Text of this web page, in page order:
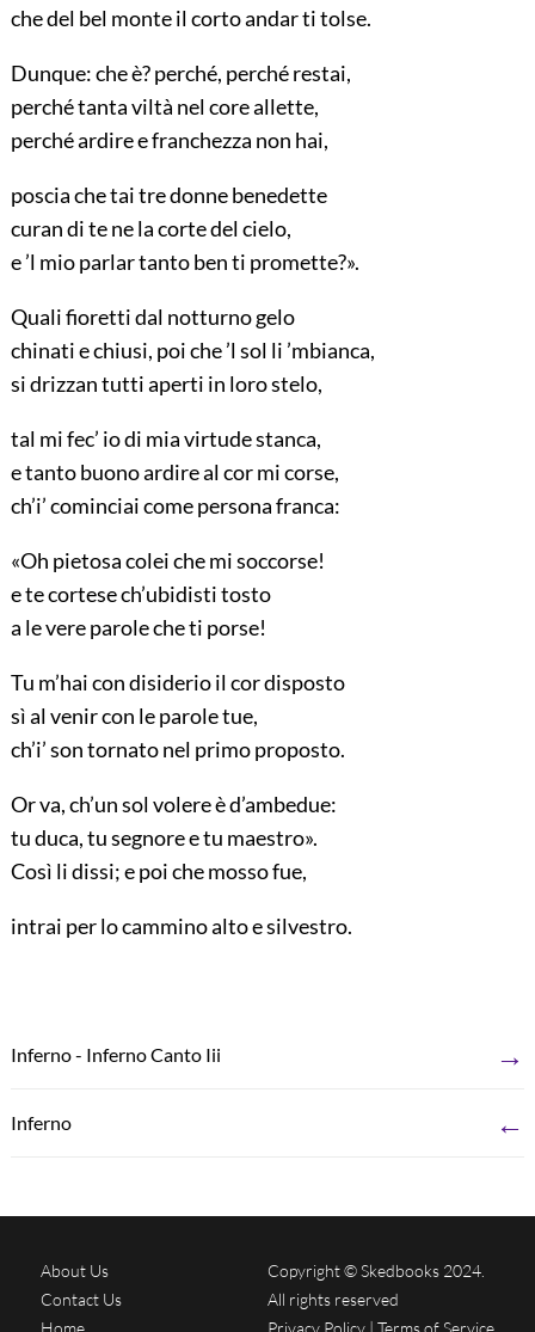
che del bel monte il corto andar ti tolse.
Dunque: che è? perché, perché restai,
perché tanta viltà nel core allette,
perché ardire e franchezza non hai,
poscia che tai tre donne benedette
curan di te ne la corte del cielo,
e ’l mio parlar tanto ben ti promette?».
Quali fioretti dal notturno gelo
chinati e chiusi, poi che ’l sol li ’mbianca,
si drizzan tutti aperti in loro stelo,
tal mi fec’ io di mia virtude stanca,
e tanto buono ardire al cor mi corse,
ch’i’ cominciai come persona franca:
«Oh pietosa colei che mi soccorse!
e te cortese ch’ubidisti tosto
a le vere parole che ti porse!
Tu m’hai con disiderio il cor disposto
sì al venir con le parole tue,
ch’i’ son tornato nel primo proposto.
Or va, ch’un sol volere è d’ambedue:
tu duca, tu segnore e tu maestro».
Così li dissi; e poi che mosso fue,
intrai per lo cammino alto e silvestro.
Inferno - Inferno Canto Iii →
Inferno ←
About Us
Contact Us
Home
Copyright © Skedbooks 2024.
All rights reserved
Privacy Policy | Terms of Service